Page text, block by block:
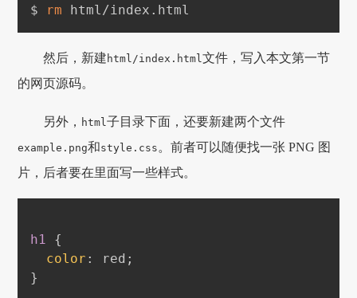
$ rm
然后，新建 html/index.html文件，写入本文第一节
的网页源码。
另外， html子目录下面，还要新建两个文件
example.png和style.css 。前者可以随便找一张 PNG 图
片，后者要在里面写一些样式。
h1
{
color : red ;
}